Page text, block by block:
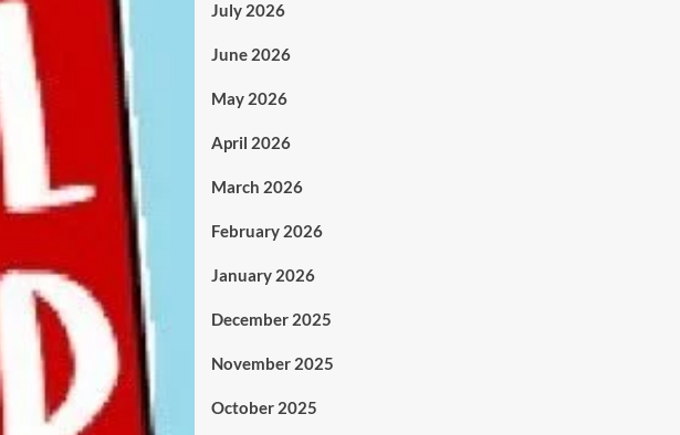
July 2026
June 2026
May 2026
April 2026
March 2026
February 2026
January 2026
December 2025
November 2025
October 2025